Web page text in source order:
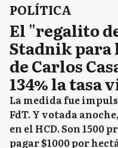
POLÍTICA
El "regalito
Stadnik para
de Carlos
134% la tasa
La medida fue
FdT. Y votada
en el HCD. Son 1500
pagar $1000 por